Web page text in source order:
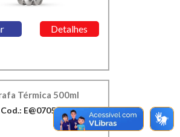
Detalhes
Térmica 500ml
Cod.: E@07059